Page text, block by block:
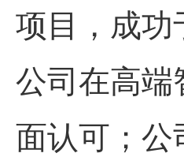
项目，成
公司在高
面认可；